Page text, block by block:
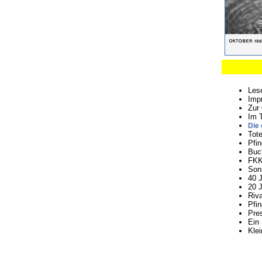
Zur
Im
Die
40
20
Ein